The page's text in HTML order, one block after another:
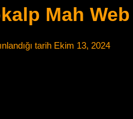
Mah Web
tarihEkim 13, 2024